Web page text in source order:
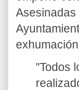
Asesinadas
"Todos